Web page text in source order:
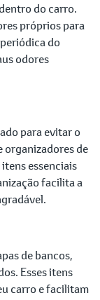
do carro.
próprios para
do
odores
para evitar o
organizadores de
essenciais
facilita a
de bancos,
Esses itens
carro e facilitam